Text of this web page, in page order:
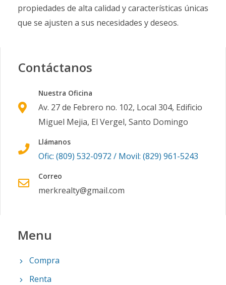
propiedades de alta calidad y características únicas
que se ajusten a sus necesidades y deseos.
Contáctanos
Nuestra Oficina
Av. 27 de Febrero no. 102, Local 304, Edificio
Miguel Mejia, El Vergel, Santo Domingo
Llámanos
Ofic: (809) 532-0972 / Movil: (829) 961-5243
Correo
merkrealty@gmail.com
Menu
Compra
Renta